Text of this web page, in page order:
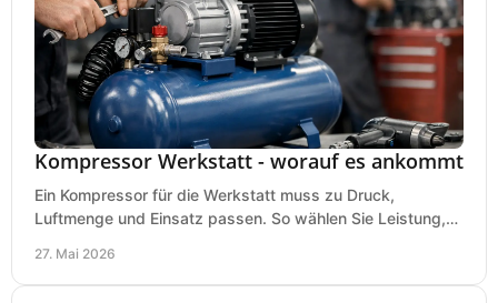
Kompressor Werkstatt - worauf es ankommt
Ein Kompressor für die Werkstatt muss zu Druck,
Luftmenge und Einsatz passen. So wählen Sie Leistung,
27. Mai 2026